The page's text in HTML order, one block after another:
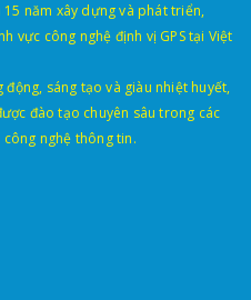
năm xây dựng và phát triển,
vực công nghệ định vị GPS tại Việt
sáng tạo và giàu nhiệt huyết,
đào tạo chuyên sâu trong các
nghệ thông tin.